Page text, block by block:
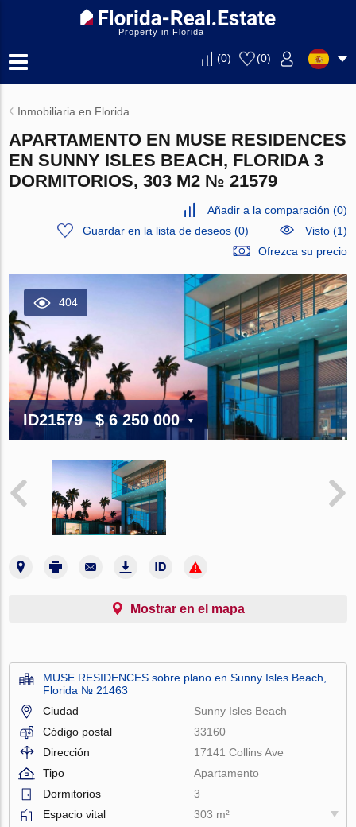
Property in Florida
(0) (0)
Inmobiliaria en Florida
APARTAMENTO EN MUSE RESIDENCES
EN SUNNY ISLES BEACH, FLORIDA 3
DORMITORIOS, 303 M2 № 21579
Añadir a la comparación (0)
Guardar en la lista de deseos(0)
Visto (1)
Ofrezca su precio
404
ID21579 $ 6 250 000
Mostrar en el mapa
MUSE RESIDENCES sobre plano en Sunny Isles Beach,
Florida № 21463
Ciudad
Sunny Isles Beach
Código postal
33160
Dirección
17141 Collins Ave
Tipo
Apartamento
Dormitorios
3
Espacio vital
303 m²